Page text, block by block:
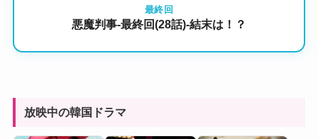
最終回
悪魔判事-最終回(28話)-結末は！？
放映中の韓国ドラマ